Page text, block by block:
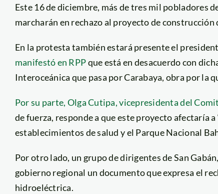
Este 16 de diciembre, más de tres mil pobladores
marcharán en rechazo al proyecto de
En la protesta también estará presente el
manifestó en RPPque está en desacuerdo con
Interoceánica que pasa por Carabaya, obra por la
Por su parte, Olga Cutipa, vicepresidenta del
de fuerza, responde a que este proyecto afectaría
establecimientos de salud y el Parque Nacional
Por otro lado, un grupo de dirigentes de San
gobierno regional un documento que expresa el
hidroeléctrica.